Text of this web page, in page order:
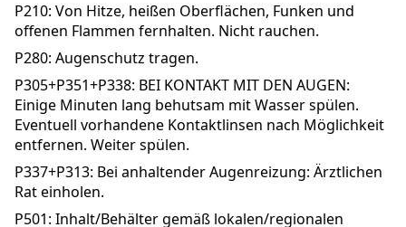
P210: Von Hitze, heißen Oberflächen, Funken und
offenen Flammen fernhalten. Nicht rauchen.
P280: Augenschutz tragen.
P305+P351+P338: BEI KONTAKT MIT DEN AUGEN:
Einige Minuten lang behutsam mit Wasser spülen.
Eventuell vorhandene Kontaktlinsen nach Möglichkeit
entfernen. Weiter spülen.
P337+P313: Bei anhaltender Augenreizung: Ärztlichen
Rat einholen.
P501: Inhalt/Behälter gemäß lokalen/regionalen